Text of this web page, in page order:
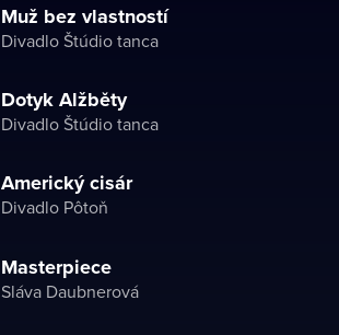
Muž bez vlastností
Divadlo Štúdio tanca
Dotyk Alžběty
Divadlo Štúdio tanca
Americký cisár
Divadlo Pôtoň
Masterpiece
Sláva Daubnerová